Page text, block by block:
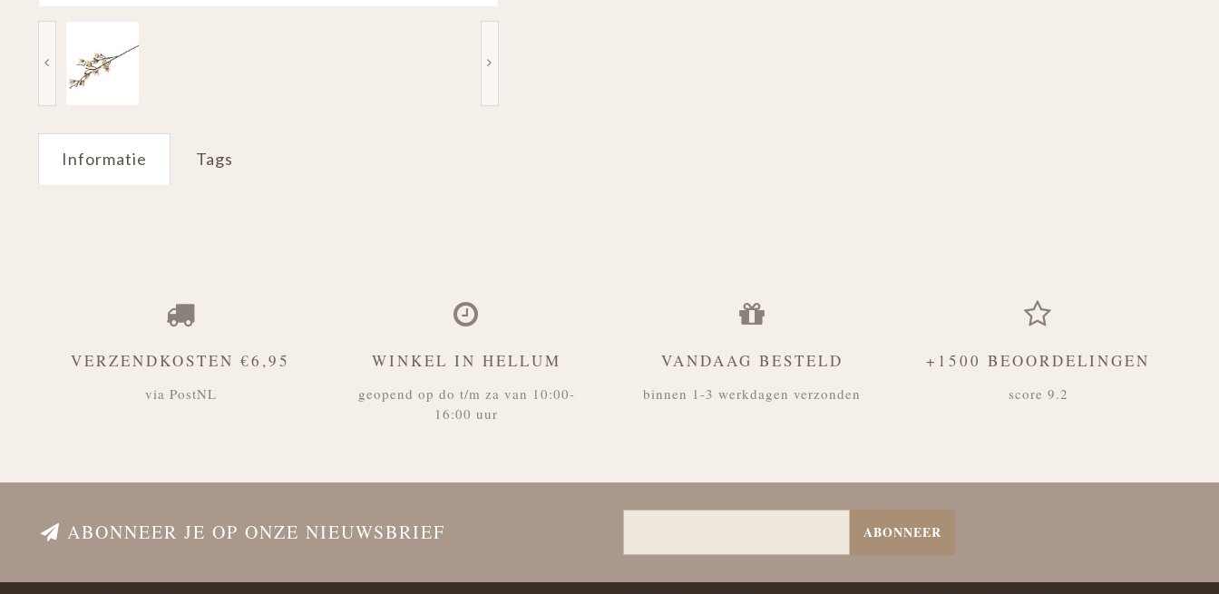
Informatie Tags
VERZENDKOSTEN €6,95
via PostNL
WINKEL IN HELLUM
geopend op do t/m za van 10:00-
16:00 uur
VANDAAG BESTELD
binnen 1-3 werkdagen verzonden
+1500 BEOORDELINGEN
score 9.2
ABONNEER JE OP ONZE NIEUWSBRIEF ABONNEER